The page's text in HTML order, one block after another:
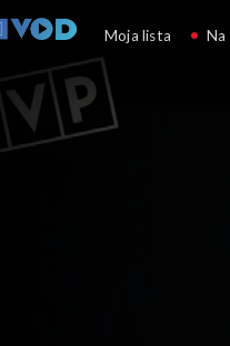
Moja lista Na